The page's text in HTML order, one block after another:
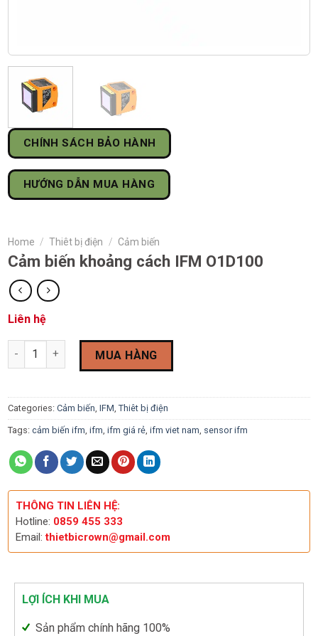
CHÍNH SÁCH BẢO HÀNH
HƯỚNG DẪN MUA HÀNG
Home / Thiêt bị điện / Cảm biến
Cảm biến khoảng cách IFM O1D100
Liên hệ
Cảm biến khoảng cách IFM O1D100 quantity
MUA HÀNG
Categories: Cảm biến, IFM, Thiêt bị điện
Tags: cảm biến ifm, ifm, ifm giá rẻ, ifm viet nam, sensor ifm
THÔNG TIN LIÊN HỆ:
Hotline: 0859 455 333
Email:thietbicrown@gmail.com
LỢI ÍCH KHI MUA
Sản phẩm chính hãng 100%